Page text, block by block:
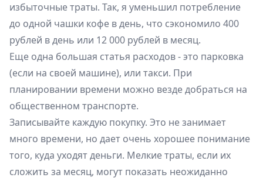
избыточные траты. Так, я уменьшил потребление
до одной чашки кофе в день, что сэкономило 400
рублей в день или 12 000 рублей в месяц.
Еще одна большая статья расходов - это парковка
(если на своей машине), или такси. При
планировании времени можно везде добраться на
общественном транспорте.
Записывайте каждую покупку. Это не занимает
много времени, но дает очень хорошее понимание
того, куда уходят деньги. Мелкие траты, если их
сложить за месяц, могут показать неожиданно